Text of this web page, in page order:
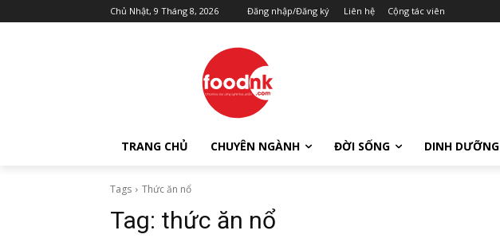
Chủ Nhật, 9 Tháng 8, 2026 Đăng nhập/Đăng ký Liên hệ Cộng tác viên
TRANG CHỦ CHUYÊN NGÀNH ĐỜI SỐNG DINH DƯỠNG
Tags Thức ăn nổ
Tag: thức ăn nổ